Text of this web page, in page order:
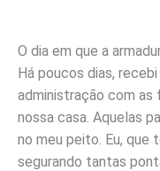
O dia em que a
Há poucos dias,
administração com as
nossa casa. Aquelas
no meu peito. Eu, que
segurando tantas